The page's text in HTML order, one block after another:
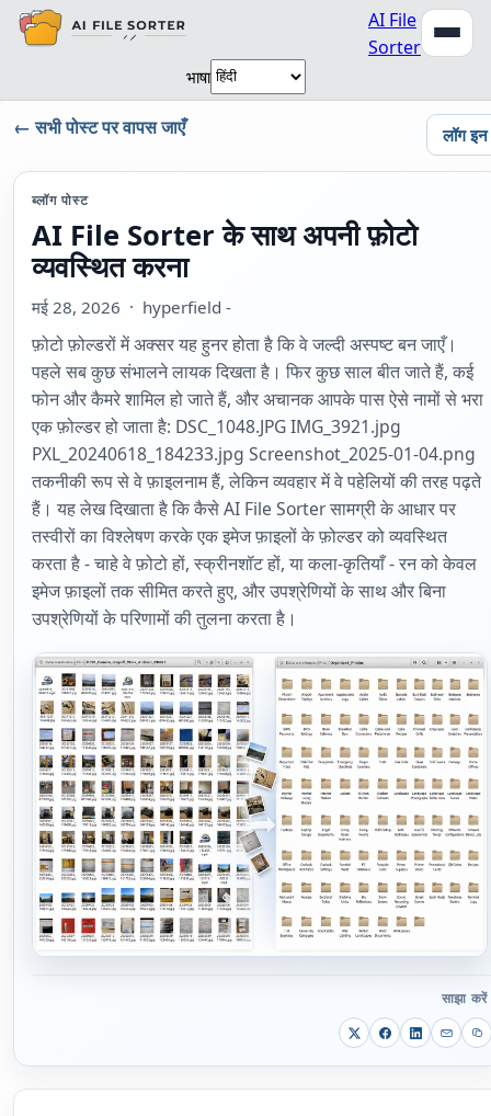
AI File
Sorter
भाषा
← सभी पोस्ट पर वापस जाएँ लॉग इन
ब्लॉग पोस्ट
AI File Sorter के साथ अपनी फ़ोटो
व्यवस्थित करना
मई 28, 2026 · hyperfield -
फ़ोटो फ़ोल्डरों में अक्सर यह हुनर होता है कि वे जल्दी अस्पष्ट बन जाएँ।
पहले सब कुछ संभालने लायक दिखता है। फिर कुछ साल बीत जाते हैं, कई
फोन और कैमरे शामिल हो जाते हैं, और अचानक आपके पास ऐसे नामों से भरा
एक फ़ोल्डर हो जाता है: DSC_1048.JPG IMG_3921.jpg
PXL_20240618_184233.jpg Screenshot_2025-01-04.png
तकनीकी रूप से वे फ़ाइलनाम हैं, लेकिन व्यवहार में वे पहेलियों की तरह पढ़ते
हैं। यह लेख दिखाता है कि कैसे AI File Sorter सामग्री के आधार पर
तस्वीरों का विश्लेषण करके एक इमेज फ़ाइलों के फ़ोल्डर को व्यवस्थित
करता है - चाहे वे फ़ोटो हों, स्क्रीनशॉट हों, या कला-कृतियाँ - रन को केवल
इमेज फ़ाइलों तक सीमित करते हुए, और उपश्रेणियों के साथ और बिना
उपश्रेणियों के परिणामों की तुलना करता है।
साझा करें